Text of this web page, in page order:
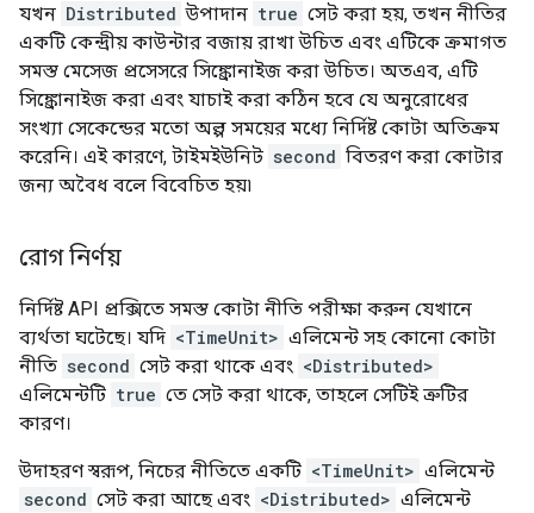
যখন Distributed উপাদান true সেট করা হয়, তখন নীতির
একটি কেন্দ্রীয় কাউন্টার বজায় রাখা উচিত এবং এটিকে ক্রমাগত
সমস্ত মেসেজ প্রসেসরে সিঙ্ক্রোনাইজ করা উচিত। অতএব, এটি
সিঙ্ক্রোনাইজ করা এবং যাচাই করা কঠিন হবে যে অনুরোধের
সংখ্যা সেকেন্ডের মতো অল্প সময়ের মধ্যে নির্দিষ্ট কোটা অতিক্রম
করেনি। এই কারণে, টাইমইউনিট second বিতরণ করা কোটার
জন্য অবৈধ বলে বিবেচিত হয়৷
রোগ নির্ণয়
নির্দিষ্ট API প্রক্সিতে সমস্ত কোটা নীতি পরীক্ষা করুন যেখানে
ব্যর্থতা ঘটেছে। যদি <TimeUnit> এলিমেন্ট সহ কোনো কোটা
নীতি second সেট করা থাকে এবং <Distributed>
এলিমেন্টটি true তে সেট করা থাকে, তাহলে সেটিই ত্রুটির
কারণ।
উদাহরণ স্বরূপ, নিচের নীতিতে একটি <TimeUnit> এলিমেন্ট
second সেট করা আছে এবং <Distributed> এলিমেন্ট